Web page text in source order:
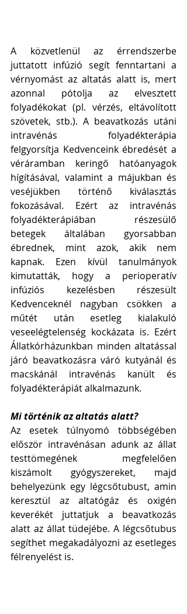
A közvetlenül az érrendszerbe
juttatott infúzió segít fenntartani a
vérnyomást az altatás alatt is, mert
azonnal pótolja az elvesztett
folyadékokat (pl. vérzés, eltávolított
szövetek, stb.). A beavatkozás utáni
intravénás folyadékterápia
felgyorsítja Kedvenceink ébredését a
véráramban keringő hatóanyagok
hígításával, valamint a májukban és
veséjükben történő kiválasztás
fokozásával. Ezért az intravénás
folyadékterápiában részesülő
betegek általában gyorsabban
ébrednek, mint azok, akik nem
kapnak. Ezen kívül tanulmányok
kimutatták, hogy a perioperatív
infúziós kezelésben részesült
Kedvenceknél nagyban csökken a
műtét után esetleg kialakuló
veseelégtelenség kockázata is. Ezért
Állatkórházunkban minden altatással
járó beavatkozásra váró kutyánál és
macskánál intravénás kanült és
folyadékterápiát alkalmazunk.
Mi történik az altatás alatt?
Az esetek túlnyomó többségében
először intravénásan adunk az állat
testtömegének megfelelően
kiszámolt gyógyszereket, majd
behelyezünk egy légcsőtubust, amin
keresztül az altatógáz és oxigén
keverékét juttatjuk a beavatkozás
alatt az állat tüdejébe. A légcsőtubus
segíthet megakadályozni az esetleges
félrenyelést is.